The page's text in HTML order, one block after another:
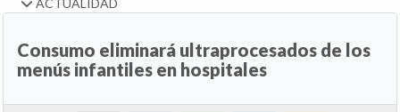
ACTUALIDAD
Consumo eliminará ultraprocesados de los
menús infantiles en hospitales